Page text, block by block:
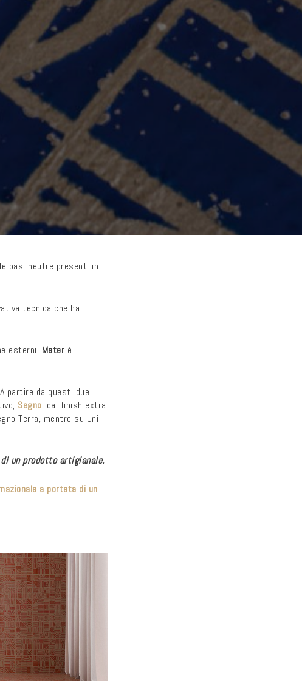
basi neutre presenti in
tecnica che ha
esterni, Mater è
partire da questi due
Segno, dal finish extra
Terra, mentre su Uni
un prodotto artigianale.
a portata di un